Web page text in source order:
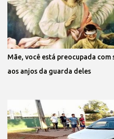
Mãe, você está preocupada com
aos anjos da guarda deles